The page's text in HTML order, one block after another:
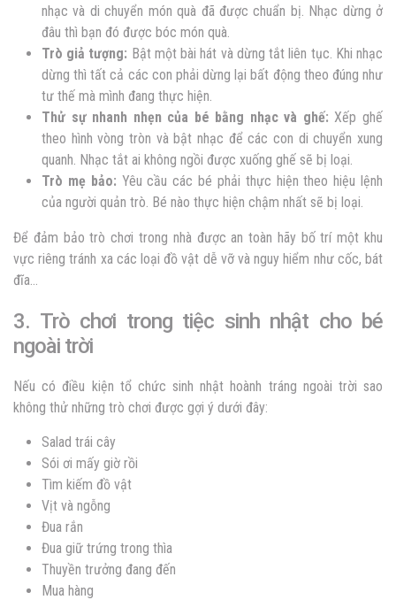
nhạc và di chuyển món quà đã được chuẩn bị. Nhạc dừng ở
đâu thì bạn đó được bóc món quà.
Trò giả tượng: Bật một bài hát và dừng tắt liên tục. Khi nhạc
dừng thì tất cả các con phải dừng lại bất động theo đúng như
tư thế mà mình đang thực hiện.
Thử sự nhanh nhẹn của bé bằng nhạc và ghế: Xếp ghế
theo hình vòng tròn và bật nhạc để các con di chuyển xung
quanh. Nhạc tắt ai không ngồi được xuống ghế sẽ bị loại.
Trò mẹ bảo: Yêu cầu các bé phải thực hiện theo hiệu lệnh
của người quản trò. Bé nào thực hiện chậm nhất sẽ bị loại.
Để đảm bảo trò chơi trong nhà được an toàn hãy bố trí một khu
vực riêng tránh xa các loại đồ vật dễ vỡ và nguy hiểm như cốc, bát
đĩa…
3. Trò chơi trong tiệc sinh nhật cho bé
ngoài trời
Nếu có điều kiện tổ chức sinh nhật hoành tráng ngoài trời sao
không thử những trò chơi được gợi ý dưới đây:
Salad trái cây
Sói ơi mấy giờ rồi
Tìm kiếm đồ vật
Vịt và ngỗng
Đua rắn
Đua giữ trứng trong thìa
Thuyền trưởng đang đến
Mua hàng